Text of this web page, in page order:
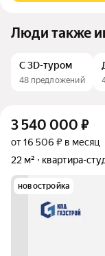
Люди также
С 3D-туром
48 предложений
3 540 000 ₽
от 16 506 ₽ в месяц
22 м²
квартира-
новостройка